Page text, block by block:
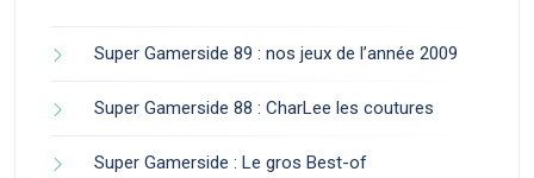
Super Gamerside 89 : nos jeux de l’année 2009
Super Gamerside 88 : CharLee les coutures
Super Gamerside : Le gros Best-of